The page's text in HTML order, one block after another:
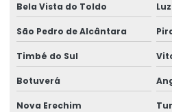
Análise química imediata
Análise química inorgânica
Bela Vista do Toldo
São Pedro de Alcântara
Timbé do Sul
Botuverá
Nova Erechim